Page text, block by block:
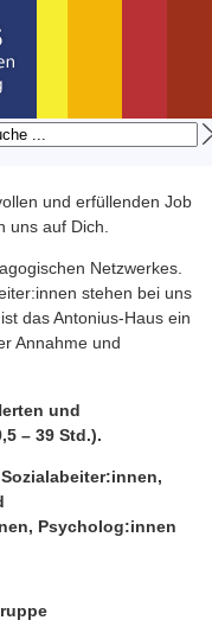
und erfüllenden Job
uns auf Dich.
Netzwerkes.
stehen bei uns
das Antonius-Haus ein
Annahme und
und
– 39 Std.).
Psycholog:innen